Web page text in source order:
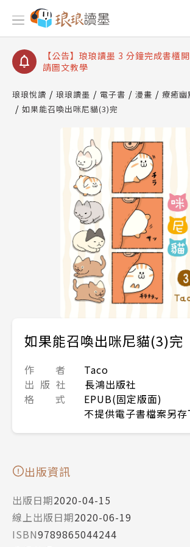
【公告】琅琅讀墨數位閱讀資產合
【公告】琅琅讀墨書櫃開通常見問題
【公告】琅琅讀墨 3 分鐘完成書櫃
請圖文教學
查詢
【公告】琅琅讀墨數位閱讀資產合併
琅琅悅讀 琅琅讀墨 電子書 漫畫
療癒幽
如果能召喚出咪尼貓(3)完
如果能召喚出咪尼貓(3)完
作 者
Taco
出 版 社
長鴻出版社
格 式
EPUB(固定版面)
不提供電子書檔案另存
出版資訊
出版日期2020-04-15
線上出版日期2020-06-19
ISBN9789865044244